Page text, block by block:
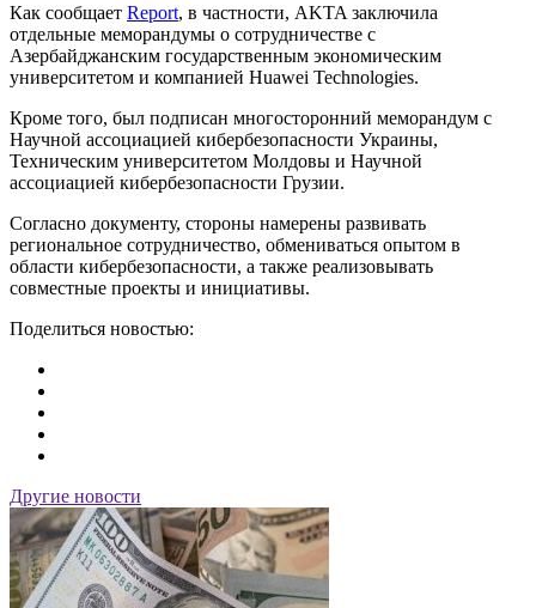
Как сообщает Report, в частности, AKTA заключила
отдельные меморандумы о сотрудничестве с
Азербайджанским государственным экономическим
университетом и компанией Huawei Technologies.
Кроме того, был подписан многосторонний меморандум с
Научной ассоциацией кибербезопасности Украины,
Техническим университетом Молдовы и Научной
ассоциацией кибербезопасности Грузии.
Согласно документу, стороны намерены развивать
региональное сотрудничество, обмениваться опытом в
области кибербезопасности, а также реализовывать
совместные проекты и инициативы.
Поделиться новостью:
Другие новости